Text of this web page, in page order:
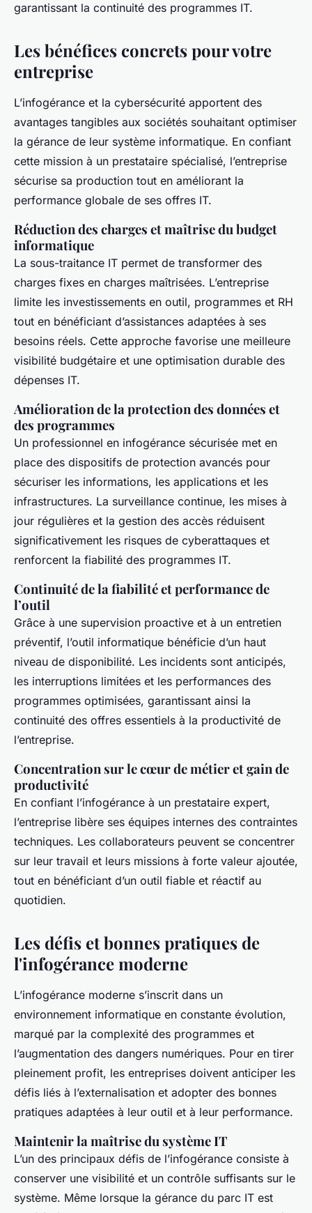
garantissant la continuité des programmes IT.
Les bénéfices concrets pour votre
entreprise
L’infogérance et la cybersécurité apportent des
avantages tangibles aux sociétés souhaitant optimiser
la gérance de leur système informatique. En confiant
cette mission à un prestataire spécialisé, l’entreprise
sécurise sa production tout en améliorant la
performance globale de ses offres IT.
Réduction des charges et maîtrise du budget
informatique
La sous-traitance IT permet de transformer des
charges fixes en charges maîtrisées. L’entreprise
limite les investissements en outil, programmes et RH
tout en bénéficiant d’assistances adaptées à ses
besoins réels. Cette approche favorise une meilleure
visibilité budgétaire et une optimisation durable des
dépenses IT.
Amélioration de la protection des données et
des programmes
Un professionnel en infogérance sécurisée met en
place des dispositifs de protection avancés pour
sécuriser les informations, les applications et les
infrastructures. La surveillance continue, les mises à
jour régulières et la gestion des accès réduisent
significativement les risques de cyberattaques et
renforcent la fiabilité des programmes IT.
Continuité de la fiabilité et performance de
l’outil
Grâce à une supervision proactive et à un entretien
préventif, l’outil informatique bénéficie d’un haut
niveau de disponibilité. Les incidents sont anticipés,
les interruptions limitées et les performances des
programmes optimisées, garantissant ainsi la
continuité des offres essentiels à la productivité de
l’entreprise.
Concentration sur le cœur de métier et gain de
productivité
En confiant l’infogérance à un prestataire expert,
l’entreprise libère ses équipes internes des contraintes
techniques. Les collaborateurs peuvent se concentrer
sur leur travail et leurs missions à forte valeur ajoutée,
tout en bénéficiant d’un outil fiable et réactif au
quotidien.
Les défis et bonnes pratiques de
l'infogérance moderne
L’infogérance moderne s’inscrit dans un
environnement informatique en constante évolution,
marqué par la complexité des programmes et
l’augmentation des dangers numériques. Pour en tirer
pleinement profit, les entreprises doivent anticiper les
défis liés à l’externalisation et adopter des bonnes
pratiques adaptées à leur outil et à leur performance.
Maintenir la maîtrise du système IT
L’un des principaux défis de l’infogérance consiste à
conserver une visibilité et un contrôle suffisants sur le
système. Même lorsque la gérance du parc IT est